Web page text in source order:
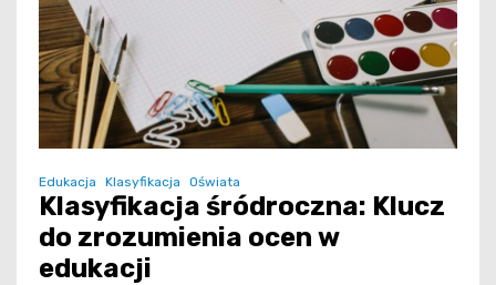
Edukacja Klasyfikacja Oświata
Klasyfikacja śródroczna: Klucz
do zrozumienia ocen w
edukacji